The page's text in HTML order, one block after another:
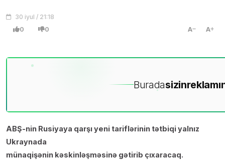
30 iyul / 21:18
0 0 A A
Buradasizin
ABŞ-nin Rusiyaya qarşı yeni tariflərinin tətbiqi yalnız
Ukraynada
münaqişənin kəskinləşməsinə gətirib çıxaracaq.